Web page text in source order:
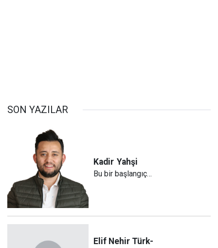
SON YAZILAR
Kadir Yahşi
Bu bir başlangıç…
Elif Nehir Türk-